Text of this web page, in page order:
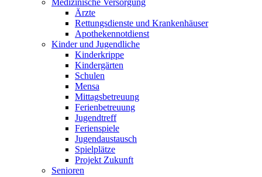
Medizinische Versorgung
Ärzte
Rettungsdienste und Krankenhäuser
Apothekennotdienst
Kinder und Jugendliche
Kinderkrippe
Kindergärten
Schulen
Mensa
Mittagsbetreuung
Ferienbetreuung
Jugendtreff
Ferienspiele
Jugendaustausch
Spielplätze
Projekt Zukunft
Senioren